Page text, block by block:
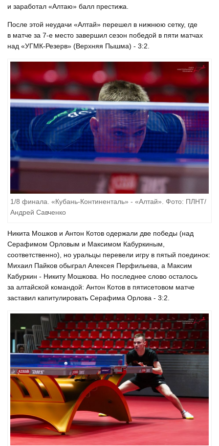
и заработал «Алтаю» балл престижа.
После этой неудачи «Алтай» перешел в нижнюю сетку, где
в матче за 7-е место завершил сезон победой в пяти матчах
над «УГМК-Резерв» (Верхняя Пышма) - 3:2.
1/8 финала. «Кубань-Континенталь» - «Алтай». Фото: ПЛНТ/
Андрей Савченко
Никита Мошков и Антон Котов одержали две победы (над
Серафимом Орловым и Максимом Кабуркиным,
соответственно), но уральцы перевели игру в пятый поединок:
Михаил Пайков обыграл Алексея Перфильева, а Максим
Кабуркин - Никиту Мошкова. Но последнее слово осталось
за алтайской командой: Антон Котов в пятисетовом матче
заставил капитулировать Серафима Орлова - 3:2.